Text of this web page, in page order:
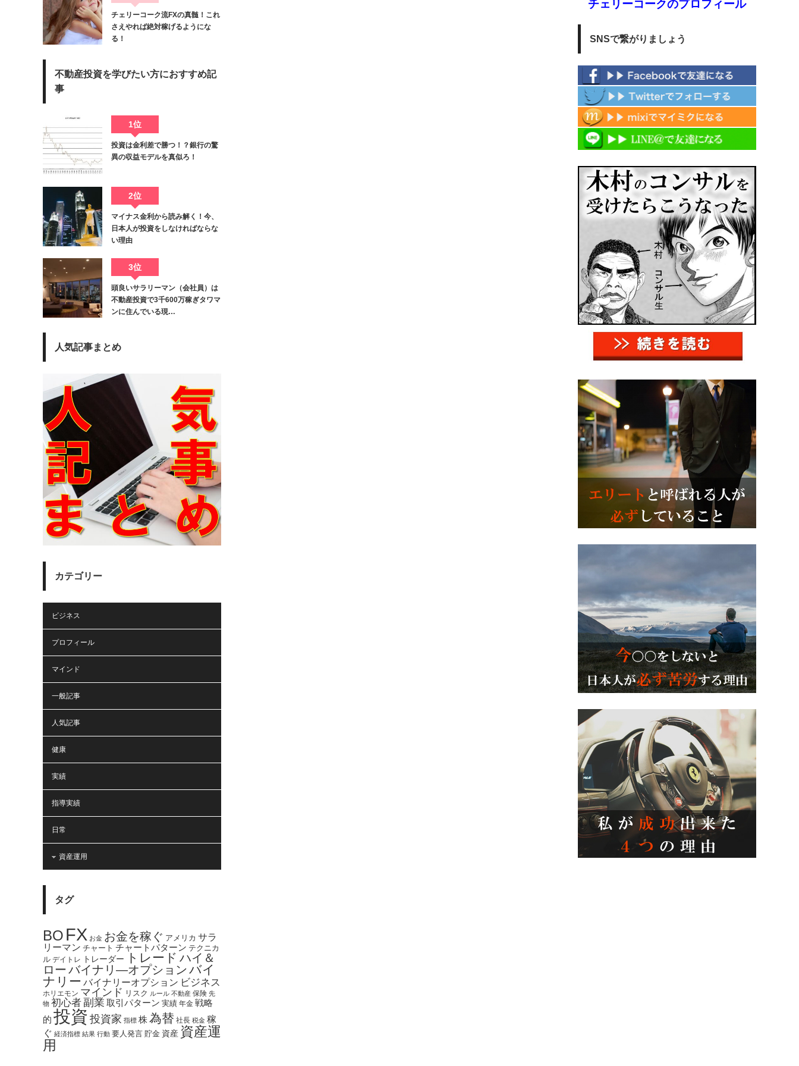
チェリーコーク流FXの真髄！これ
さえやれば絶対稼げるようにな
る！
不動産投資を学びたい方におすすめ記
事
1位
投資は金利差で勝つ！？銀行の驚
異の収益モデルを真似ろ！
2位
マイナス金利から読み解く！今、
日本人が投資をしなければならな
い理由
3位
頭良いサラリーマン（会社員）は
不動産投資で3千600万稼ぎタワマ
ンに住んでいる現…
人気記事まとめ
カテゴリー
ビジネス
プロフィール
マインド
一般記事
人気記事
健康
実績
指導実績
日常
資産運用
タグ
BO FX お金 お金を稼ぐ アメリカ サラ
リーマン チャート チャートパターン テクニカ
ル デイトレ トレーダー トレード ハイ＆
ローバイナリ―オプションバイ
ナリー バイナリーオプション ビジネス
ホリエモン マインド リスク ルール 不動産 保険 先
物 初心者副業 取引パターン 実績 年金 戦略
的 投資 投資家 指標 株為替 社長 税金 稼
ぐ 経済指標 結果 行動 要人発言 貯金 資産 資産運
用
チェリーコークのプロフィール
SNSで繋がりましょう